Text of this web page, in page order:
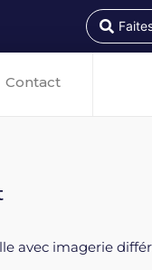
Contact
avec imagerie